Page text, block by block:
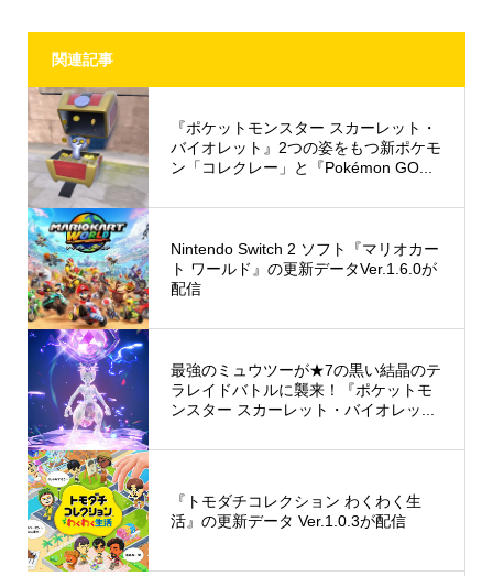
関連記事
『ポケットモンスター スカーレット・
バイオレット』2つの姿をもつ新ポケモ
ン「コレクレー」と『Pokémon GO...
Nintendo Switch 2 ソフト『マリオカー
ト ワールド』の更新データVer.1.6.0が
配信
最強のミュウツーが★7の黒い結晶のテ
ラレイドバトルに襲来！『ポケットモ
ンスター スカーレット・バイオレッ...
『トモダチコレクション わくわく生
活』の更新データ Ver.1.0.3が配信